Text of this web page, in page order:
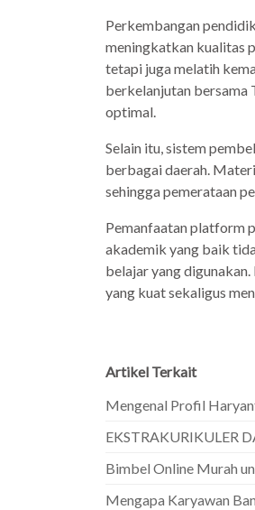
Perkembangan
meningkatkan kualitas
tetapi juga melatih
berkelanjutan bersama
optimal.
Selain itu, sistem
berbagai daerah.
sehingga pemerataan
Pemanfaatan platform
akademik yang baik
belajar yang
yang kuat sekaligus
Artikel Terkait
Mengenal Profil
EKSTRAKURIKULER
Bimbel Online Murah
Mengapa Karyawan